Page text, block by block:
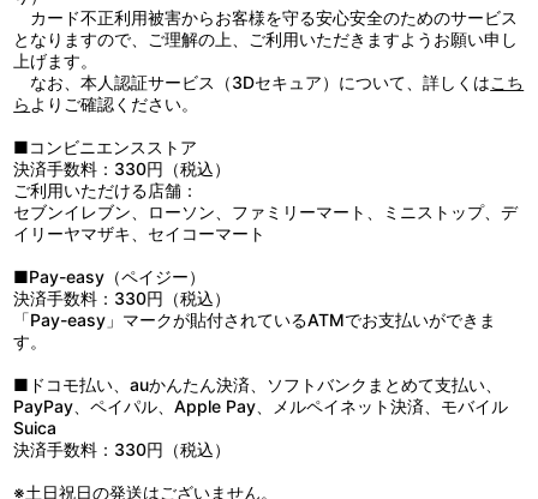
●濡れた手で触ったり、本体に水をかけたりしないでください。事
故や故障の原因となります。
●分解・改造・修理は絶対におやめください。
●電池を誤使用すると発熱・破裂・液漏れの原因となるおそれがあ
りますので十分ご注意ください。
●電池を入れる際は、説明をよく読み＋－の向きを正しくセットし
てください。電池が飛び出すおそれがありますので十分ご注意くだ
さい。
●電池は飲み込むとたいへん危険です。お子様の手の届かない所に
保管してください。万一飲み込んだ場合は、すぐに医師の診察を受
●万一、電池から漏れた液が目に入った場合は、すぐに大量の水で
洗い、医師の診察を受けてください。皮膚や服についた場合はしっ
かり水で洗ってください。
●電池に発熱・液漏れ・ふくらみ等、異常が生じた場合は直ちに使
●長時間使用しないときは、電池を取り外して保管してください。
●車の中や暖房器具のそば等、高温になる場所に放置しないでくだ
さい。
●化粧品やハンドクリームなどが付着すると、印刷が落ちる場合が
カード不正利用被害からお客様を守る安心安全のためのサービス
となりますので、ご理解の上、ご利用いただきますようお願い申し
上げます。
なお、本人認証サービス（3Dセキュア）について、詳しくはこち
ら よりご確認ください。
■コンビニエンスストア
決済手数料：330円（税込）
ご利用いただける店舗：
セブンイレブン、ローソン、ファミリーマート、ミニストップ、デ
イリーヤマザキ、セイコーマート
■Pay-easy（ペイジー）
決済手数料：330円（税込）
「Pay-easy」マークが貼付されているATMでお支払いができま
す。
■ドコモ払い、auかんたん決済、ソフトバンクまとめて支払い、
PayPay、ペイパル、Apple Pay、メルペイネット決済、モバイル
Suica
決済手数料：330円（税込）
※土日祝日の発送はございません。